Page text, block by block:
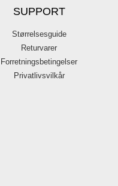
SUPPORT
Størrelsesguide
Returvarer
Forretningsbetingelser
Privatlivsvilkår